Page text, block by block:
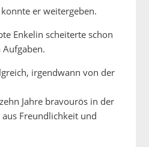
er weitergeben.
Enkelin scheiterte schon
irgendwann von der
Jahre bravourös in der
Freundlichkeit und